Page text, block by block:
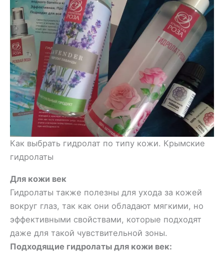
Как выбрать гидролат по типу кожи. Крымские
гидролаты
Для кожи век
Гидролаты также полезны для ухода за кожей
вокруг глаз, так как они обладают мягкими, но
эффективными свойствами, которые подходят
даже для такой чувствительной зоны.
Подходящие гидролаты для кожи век: